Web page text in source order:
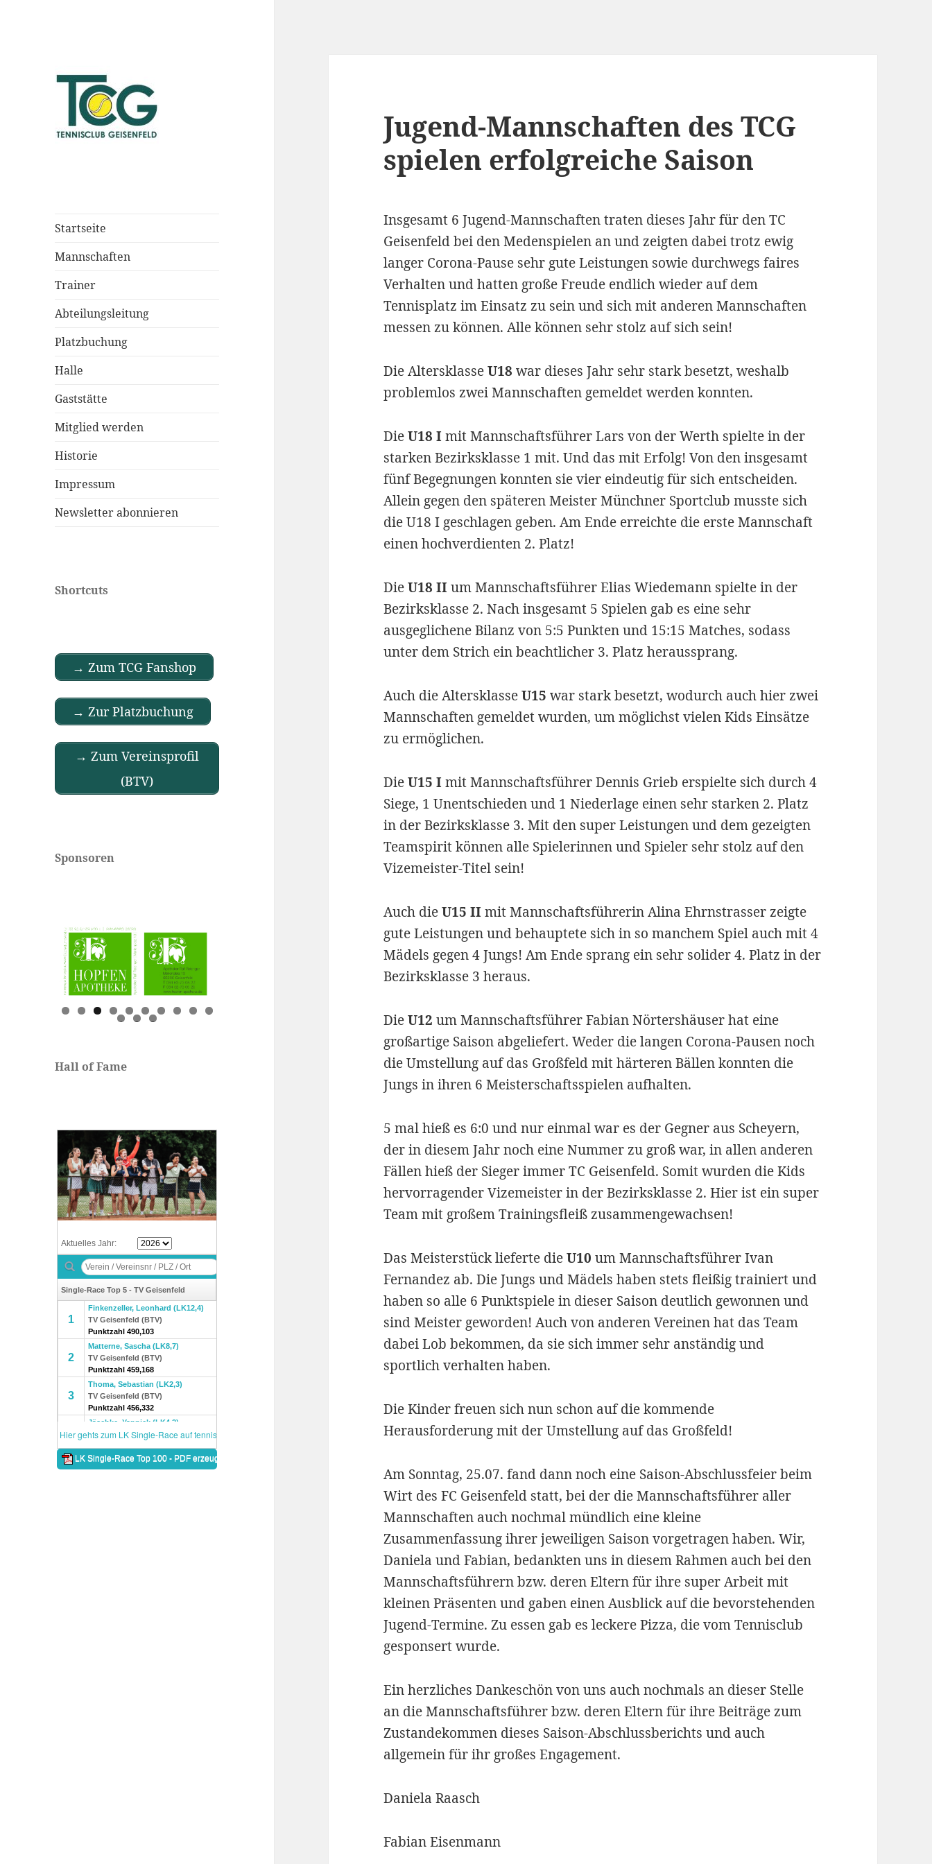
Startseite
Mannschaften
Trainer
Abteilungsleitung
Platzbuchung
Halle
Gaststätte
Mitglied werden
Historie
Impressum
Newsletter abonnieren
Shortcuts
→ Zum TCG Fanshop
→ Zur Platzbuchung
→ Zum Vereinsprofil
(BTV)
Sponsoren
0
1 2 3
Hall of Fame
Jugend-Mannschaften des TCG
spielen erfolgreiche Saison
Insgesamt 6 Jugend-Mannschaften traten dieses Jahr für den TC
Geisenfeld bei den Medenspielen an und zeigten dabei trotz ewig
langer Corona-Pause sehr gute Leistungen sowie durchwegs faires
Verhalten und hatten große Freude endlich wieder auf dem
Tennisplatz im Einsatz zu sein und sich mit anderen Mannschaften
messen zu können. Alle können sehr stolz auf sich sein!
Die AltersklasseU18war dieses Jahr sehr stark besetzt, weshalb
problemlos zwei Mannschaften gemeldet werden konnten.
DieU18 I mit Mannschaftsführer Lars von der Werth spielte in der
starken Bezirksklasse 1 mit. Und das mit Erfolg! Von den insgesamt
fünf Begegnungen konnten sie vier eindeutig für sich entscheiden.
Allein gegen den späteren Meister Münchner Sportclub musste sich
die U18 I geschlagen geben. Am Ende erreichte die erste Mannschaft
einen hochverdienten 2. Platz!
DieU18 II um Mannschaftsführer Elias Wiedemann spielte in der
Bezirksklasse 2. Nach insgesamt 5 Spielen gab es eine sehr
ausgeglichene Bilanz von 5:5 Punkten und 15:15 Matches, sodass
unter dem Strich ein beachtlicher 3. Platz heraussprang.
Auch die AltersklasseU15 war stark besetzt, wodurch auch hier zwei
Mannschaften gemeldet wurden, um möglichst vielen Kids Einsätze
zu ermöglichen.
DieU15 I mit Mannschaftsführer Dennis Grieb erspielte sich durch 4
Siege, 1 Unentschieden und 1 Niederlage einen sehr starken 2. Platz
in der Bezirksklasse 3. Mit den super Leistungen und dem gezeigten
Teamspirit können alle Spielerinnen und Spieler sehr stolz auf den
Vizemeister-Titel sein!
Auch dieU15 II mit Mannschaftsführerin Alina Ehrnstrasser zeigte
gute Leistungen und behauptete sich in so manchem Spiel auch mit 4
Mädels gegen 4 Jungs! Am Ende sprang ein sehr solider 4. Platz in der
Bezirksklasse 3 heraus.
DieU12 um Mannschaftsführer Fabian Nörtershäuser hat eine
großartige Saison abgeliefert. Weder die langen Corona-Pausen noch
die Umstellung auf das Großfeld mit härteren Bällen konnten die
Jungs in ihren 6 Meisterschaftsspielen aufhalten.
5 mal hieß es 6:0 und nur einmal war es der Gegner aus Scheyern,
der in diesem Jahr noch eine Nummer zu groß war, in allen anderen
Fällen hieß der Sieger immer TC Geisenfeld. Somit wurden die Kids
hervorragender Vizemeister in der Bezirksklasse 2. Hier ist ein super
Team mit großem Trainingsfleiß zusammengewachsen!
Das Meisterstück lieferte dieU10 um Mannschaftsführer Ivan
Fernandez ab. Die Jungs und Mädels haben stets fleißig trainiert und
haben so alle 6 Punktspiele in dieser Saison deutlich gewonnen und
sind Meister geworden! Auch von anderen Vereinen hat das Team
dabei Lob bekommen, da sie sich immer sehr anständig und
sportlich verhalten haben.
Die Kinder freuen sich nun schon auf die kommende
Herausforderung mit der Umstellung auf das Großfeld!
Am Sonntag, 25.07. fand dann noch eine Saison-Abschlussfeier beim
Wirt des FC Geisenfeld statt, bei der die Mannschaftsführer aller
Mannschaften auch nochmal mündlich eine kleine
Zusammenfassung ihrer jeweiligen Saison vorgetragen haben. Wir,
Daniela und Fabian, bedankten uns in diesem Rahmen auch bei den
Mannschaftsführern bzw. deren Eltern für ihre super Arbeit mit
kleinen Präsenten und gaben einen Ausblick auf die bevorstehenden
Jugend-Termine. Zu essen gab es leckere Pizza, die vom Tennisclub
gesponsert wurde.
Ein herzliches Dankeschön von uns auch nochmals an dieser Stelle
an die Mannschaftsführer bzw. deren Eltern für ihre Beiträge zum
Zustandekommen dieses Saison-Abschlussberichts und auch
allgemein für ihr großes Engagement.
Daniela Raasch
Fabian Eisenmann